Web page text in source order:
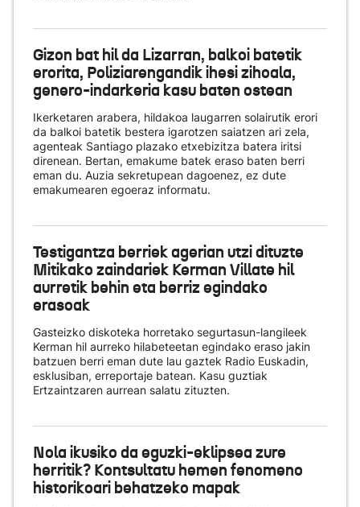
Gizon bat hil da Lizarran, balkoi batetik
erorita, Poliziarengandik ihesi zihoala,
genero-indarkeria kasu baten ostean
Ikerketaren arabera, hildakoa laugarren solairutik erori
da balkoi batetik bestera igarotzen saiatzen ari zela,
agenteak Santiago plazako etxebizitza batera iritsi
direnean. Bertan, emakume batek eraso baten berri
eman du. Auzia sekretupean dagoenez, ez dute
emakumearen egoeraz informatu.
Testigantza berriek agerian utzi dituzte
Mitikako zaindariek Kerman Villate hil
aurretik behin eta berriz egindako
erasoak
Gasteizko diskoteka horretako segurtasun-langileek
Kerman hil aurreko hilabeteetan egindako eraso jakin
batzuen berri eman dute lau gaztek Radio Euskadin,
esklusiban, erreportaje batean. Kasu guztiak
Ertzaintzaren aurrean salatu zituzten.
Nola ikusiko da eguzki-eklipsea zure
herritik? Kontsultatu hemen fenomeno
historikoari behatzeko mapak